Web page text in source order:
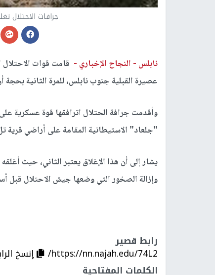
جرافات الاحتلال
نابلس - النجاح الإخباري - قامت قوات الاحتلال
عصيرة القبلية جنوب نابلس، للمرة الثانية
وأقدمت جرافة الحتلال اترافقها قوة عسكرية
"جلعاد" الاستيطانية المقامة على أراضي قرية
يشار إلى أن هذا الإغلاق يعتبر الثاني، حيث
وإزالة الصخور التي وضعها جيش الاحتلال قبل
رابط قصير
https://nn.najah.edu/74L2/
إنسخ
الكلمات المفتاحية